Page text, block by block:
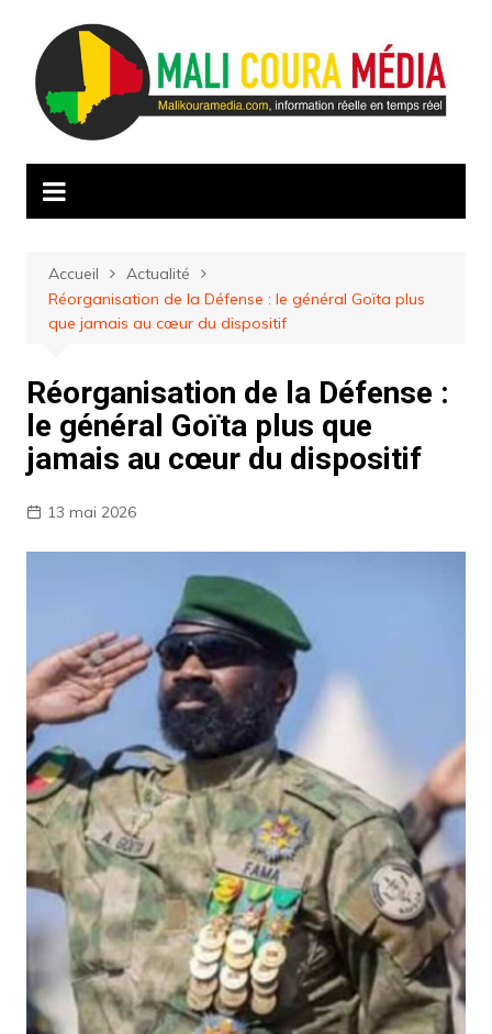
contenu
Accueil
Actualité
Réorganisation de la Défense : le général Goïta plus
que jamais au cœur du dispositif ‎
Réorganisation de la Défense :
le général Goïta plus que
jamais au cœur du dispositif ‎
13 mai 2026